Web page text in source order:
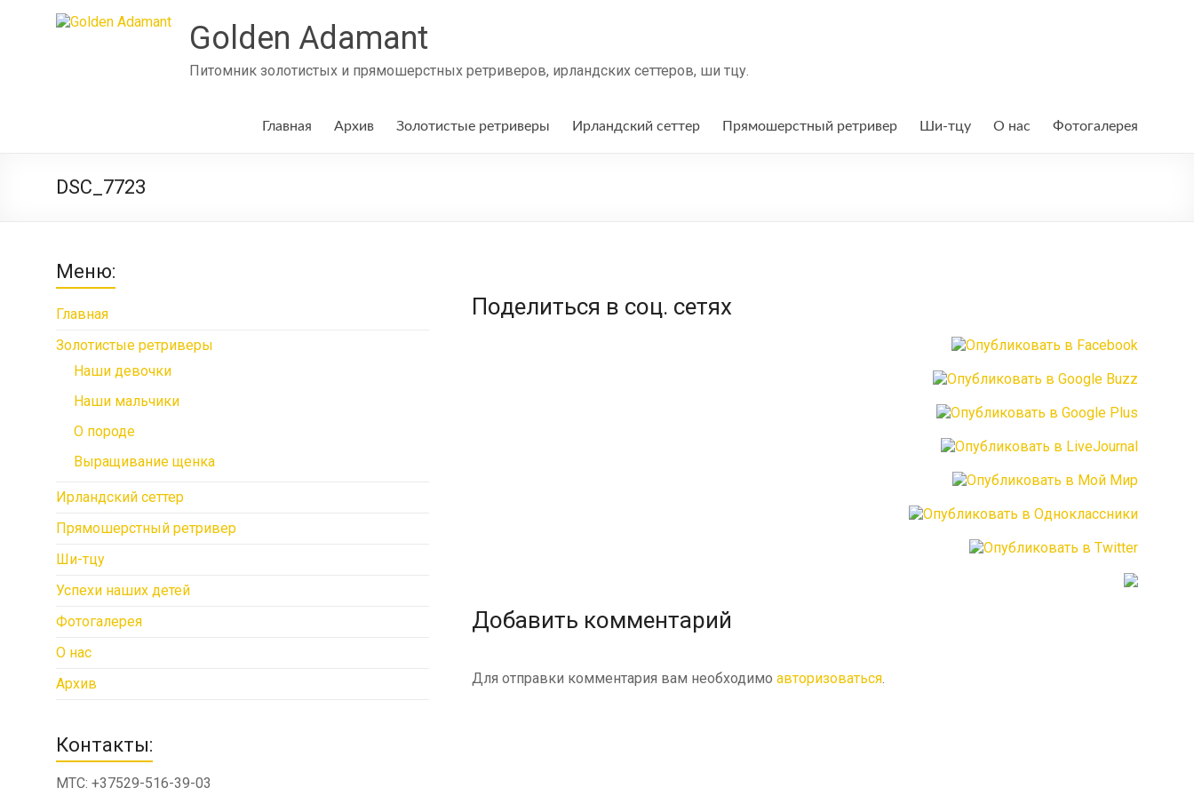
Golden Adamant
Питомник золотистых и прямошерстных ретриверов, ирландских сеттеров, ши тцу.
Главная Архив Золотистые ретриверы Ирландский сеттер Прямошерстный ретривер Ши-тцу О нас Фотогалерея
DSC_7723
Поделиться в соц. сетях
Добавить комментарий
Для отправки комментария вам необходимо авторизоваться.
Меню:
Главная
Золотистые ретриверы
Наши девочки
Наши мальчики
О породе
Выращивание щенка
Ирландский сеттер
Прямошерстный ретривер
Ши-тцу
Успехи наших детей
Фотогалерея
О нас
Архив
Контакты:
МТС: +37529-516-39-03